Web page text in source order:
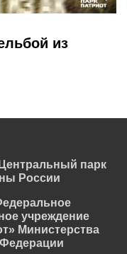
из
парк
России
учреждение
Министерства